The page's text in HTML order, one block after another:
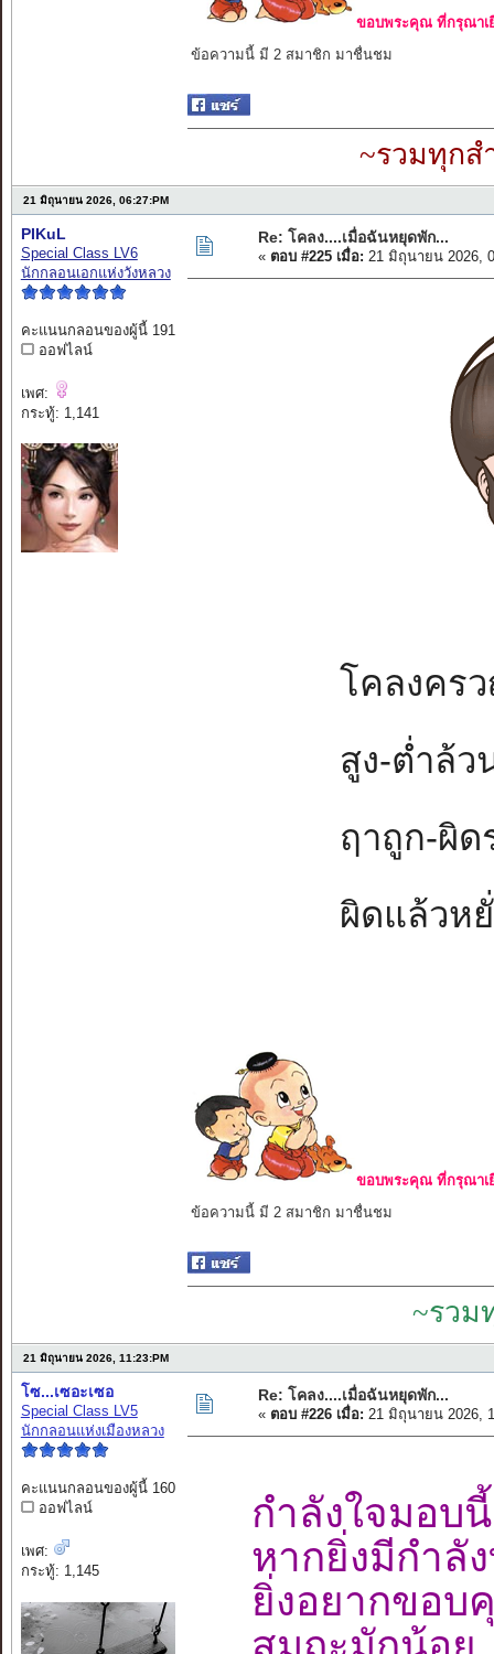
ขอบพระคุณ ที่กรุณาเ
ข้อความนี้ มี 2 สมาชิก มาชื่นชม
~รวมทุกส
21 มิถุนายน 2026, 06:27:PM
PIKuL
Special Class LV6
นักกลอนเอกแห่งวังหลวง
คะแนนกลอนของผู้นี้ 191
ออฟไลน์
เพศ:
กระทู้: 1,141
Re: โคลง....เมื่อฉันหยุดพัก...
« ตอบ #225 เมื่อ: 21 มิถุนายน 2026,
โคลงคร
สูง-ต่ำล้ว
ฤาถูก-ผิด
ผิดแล้วห
ขอบพระคุณ ที่กรุณาเ
ข้อความนี้ มี 2 สมาชิก มาชื่นชม
~รวม
21 มิถุนายน 2026, 11:23:PM
โซ...เซอะเซอ
Special Class LV5
นักกลอนแห่งเมืองหลวง
คะแนนกลอนของผู้นี้ 160
ออฟไลน์
เพศ:
กระทู้: 1,145
Re: โคลง....เมื่อฉันหยุดพัก...
« ตอบ #226 เมื่อ: 21 มิถุนายน 2026,
กำลังใจมอ
หากยิ่งมีกำ
ยิ่งอยากขอ